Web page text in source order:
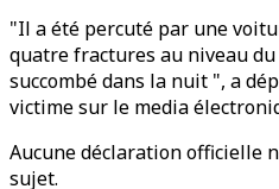
"Il a été percuté par une
quatre fractures au niveau
succombé dans la nuit ", a
victime sur le media
Aucune déclaration officielle
sujet.